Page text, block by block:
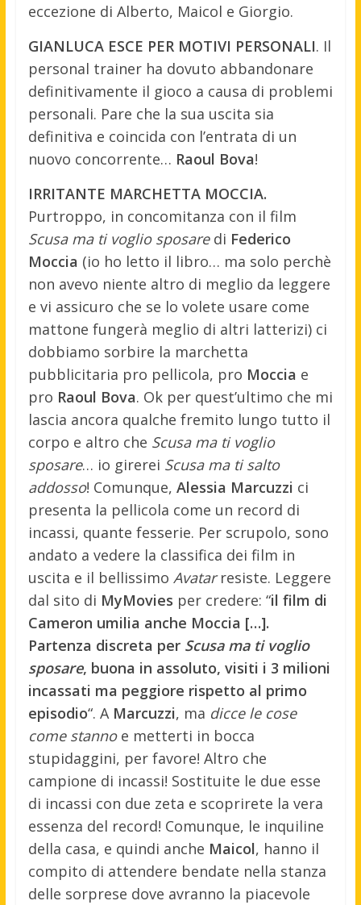
eccezione di Alberto, Maicol e Giorgio.
GIANLUCA ESCE PER MOTIVI PERSONALI. Il
personal trainer ha dovuto abbandonare
definitivamente il gioco a causa di problemi
personali. Pare che la sua uscita sia
definitiva e coincida con l’entrata di un
nuovo concorrente… Raoul Bova!
IRRITANTE MARCHETTA MOCCIA.
Purtroppo, in concomitanza con il film
Scusa ma ti voglio sposaredi Federico
Moccia (io ho letto il libro… ma solo perchè
non avevo niente altro di meglio da leggere
e vi assicuro che se lo volete usare come
mattone fungerà meglio di altri latterizi) ci
dobbiamo sorbire la marchetta
pubblicitaria pro pellicola, pro Moccia e
pro Raoul Bova. Ok per quest’ultimo che mi
lascia ancora qualche fremito lungo tutto il
corpo e altro che Scusa ma ti voglio
sposare… io girerei Scusa ma ti salto
addosso! Comunque, Alessia Marcuzzi ci
presenta la pellicola come un record di
incassi, quante fesserie. Per scrupolo, sono
andato a vedere la classifica dei film in
uscita e il bellissimo Avatarresiste. Leggere
dal sito di MyMovies per credere: “il film di
Cameron umilia anche Moccia […].
Partenza discreta per Scusa ma ti voglio
sposare, buona in assoluto, visiti i 3 milioni
incassati ma peggiore rispetto al primo
episodio“. A Marcuzzi, ma dicce le cose
come stannoe metterti in bocca
stupidaggini, per favore! Altro che
campione di incassi! Sostituite le due esse
di incassi con due zeta e scoprirete la vera
essenza del record! Comunque, le inquiline
della casa, e quindi anche Maicol, hanno il
compito di attendere bendate nella stanza
delle sorprese dove avranno la piacevole